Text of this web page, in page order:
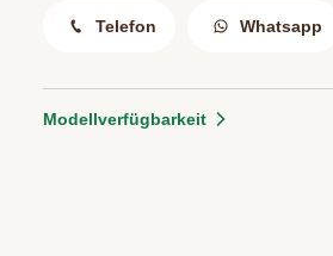
Telefon Whatsapp
Modellverfügbarkeit